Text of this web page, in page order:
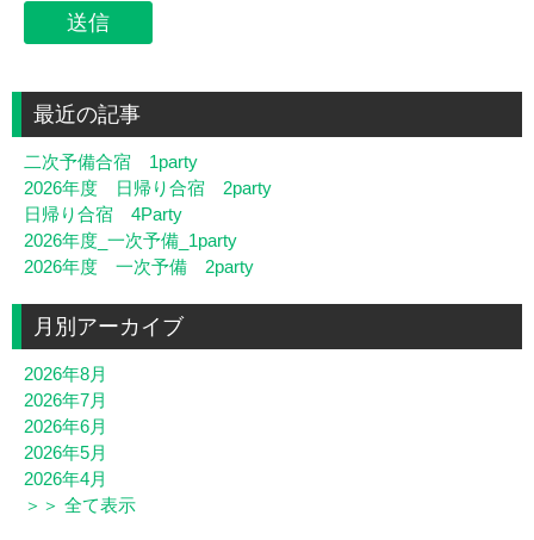
最近の記事
二次予備合宿 1party
2026年度 日帰り合宿 2party
日帰り合宿 4Party
2026年度_一次予備_1party
2026年度 一次予備 2party
月別アーカイブ
2026年8月
2026年7月
2026年6月
2026年5月
2026年4月
＞＞ 全て表示